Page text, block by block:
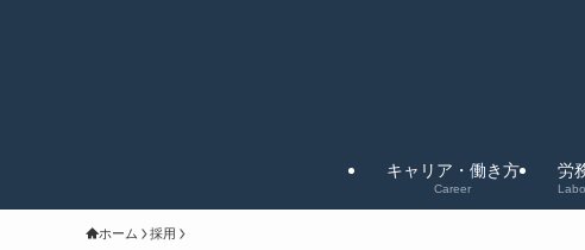
キャリア・働き方
Career
労
ホーム 採用